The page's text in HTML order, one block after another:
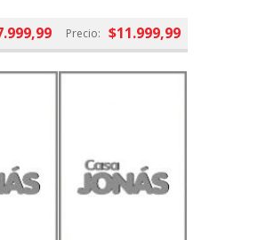
Precio: $11.999,99